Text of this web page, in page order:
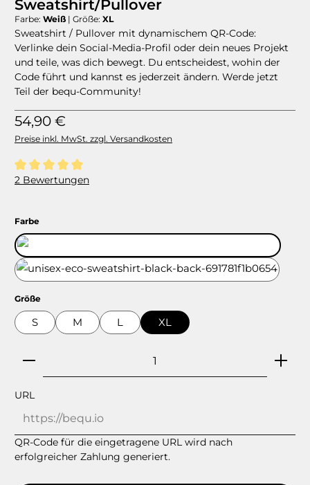
Sweatshirt/Pullover
Farbe: Weiß | Größe: XL
Sweatshirt / Pullover mit dynamischem QR-Code:
Verlinke dein Social-Media-Profil oder dein neues Projekt
und teile, was dich bewegt. Du entscheidest, wohin der
Code führt und kannst es jederzeit ändern. Werde jetzt
Teil der bequ-Community!
Regulärer Preis:
54,90 €
Preise inkl. MwSt. zzgl. Versandkosten
Durchschnittliche Bewertung von 5 von 5 Sternen
2 Bewertungen
Farbeauswählen
Größeauswählen
S M L XL
Produkt Anzahl: Gib den gewünschten Wert
URL
QR-Code für die eingetragene URL wird nach
erfolgreicher Zahlung generiert.